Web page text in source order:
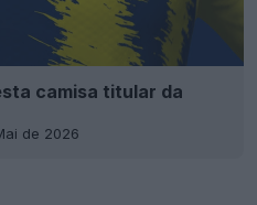
camisa titular da
de 2026